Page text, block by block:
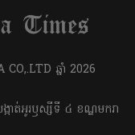
ឆ្នាំ​ 2026
ត់អូរឫស្សីទី ៤ ខណ្ឌមករា